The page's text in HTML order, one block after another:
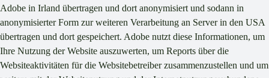
Adobe in Irland übertragen und dort anonymisiert und sodann in
anonymisierter Form zur weiteren Verarbeitung an Server in den USA
übertragen und dort gespeichert. Adobe nutzt diese Informationen, um
Ihre Nutzung der Website auszuwerten, um Reports über die
Websiteaktivitäten für die Websitebetreiber zusammenzustellen und um